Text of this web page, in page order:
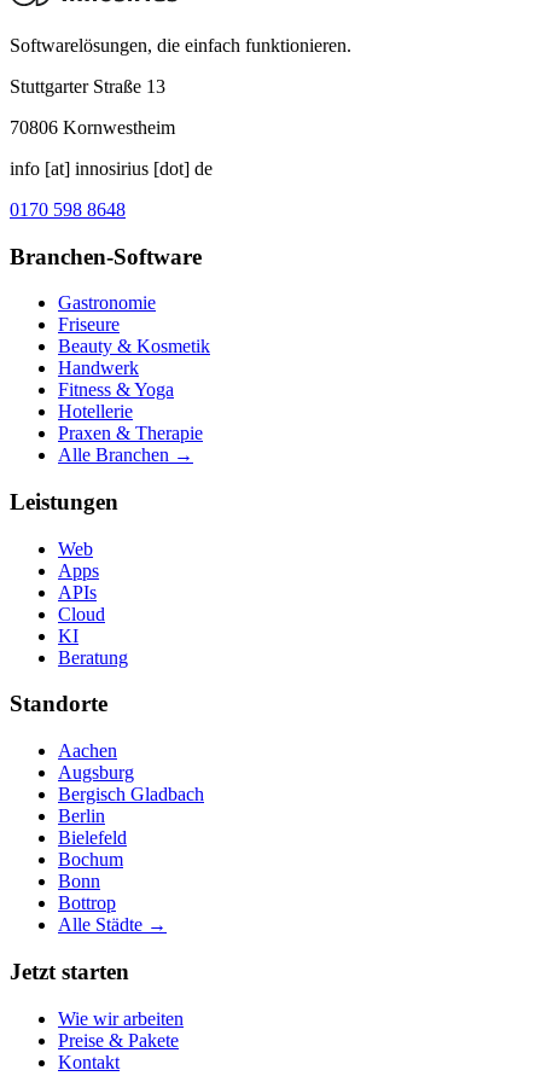
Softwarelösungen, die einfach funktionieren.
Stuttgarter Straße 13
70806 Kornwestheim
info [at] innosirius [dot] de
0170 598 8648
Branchen-Software
Gastronomie
Friseure
Beauty & Kosmetik
Handwerk
Fitness & Yoga
Hotellerie
Praxen & Therapie
Alle Branchen →
Leistungen
Web
Apps
APIs
Cloud
KI
Beratung
Standorte
Aachen
Augsburg
Bergisch Gladbach
Berlin
Bielefeld
Bochum
Bonn
Bottrop
Alle Städte →
Jetzt starten
Wie wir arbeiten
Preise & Pakete
Kontakt